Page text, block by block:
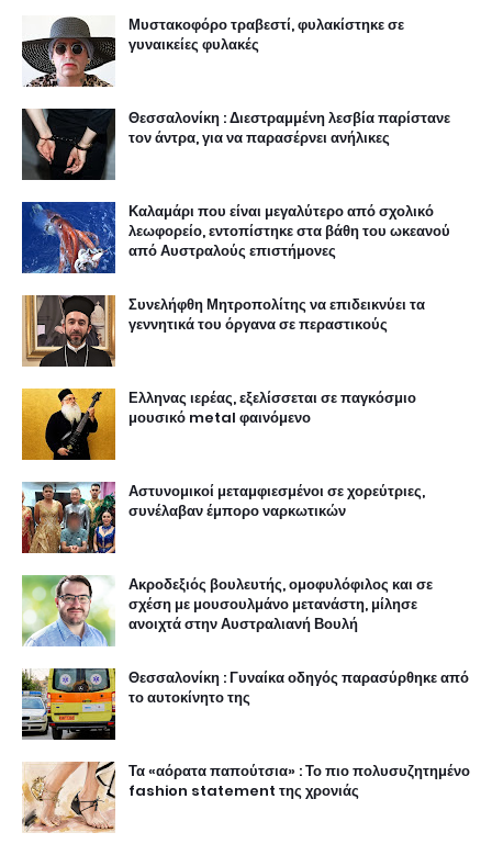
Μυστακοφόρο τραβεστί, φυλακίστηκε σε
γυναικείες φυλακές
Θεσσαλονίκη : Διεστραμμένη λεσβία παρίστανε
τον άντρα, για να παρασέρνει ανήλικες
Καλαμάρι που είναι μεγαλύτερο από σχολικό
λεωφορείο, εντοπίστηκε στα βάθη του ωκεανού
από Αυστραλούς επιστήμονες
Συνελήφθη Μητροπολίτης να επιδεικνύει τα
γεννητικά του όργανα σε περαστικούς
Ελληνας ιερέας, εξελίσσεται σε παγκόσμιο
μουσικό metal φαινόμενο
Αστυνομικοί μεταμφιεσμένοι σε χορεύτριες,
συνέλαβαν έμπορο ναρκωτικών
Ακροδεξιός βουλευτής, ομοφυλόφιλος και σε
σχέση με μουσουλμάνο μετανάστη, μίλησε
ανοιχτά στην Αυστραλιανή Βουλή
Θεσσαλονίκη : Γυναίκα οδηγός παρασύρθηκε από
το αυτοκίνητο της
Τα «αόρατα παπούτσια» : Το πιο πολυσυζητημένο
fashion statement της χρονιάς